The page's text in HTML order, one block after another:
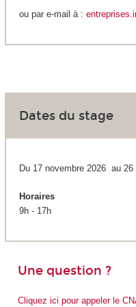
ou par e-mail à :
Dates du stage
Du 17 novembre 2026 au 26
Horaires
9h - 17h
Une question ?
Cliquez ici pour appeler le